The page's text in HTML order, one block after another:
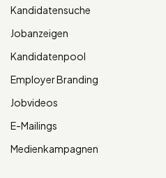
Kandidatensuche
Jobanzeigen
Kandidatenpool
Employer Branding
Jobvideos
E-Mailings
Medienkampagnen